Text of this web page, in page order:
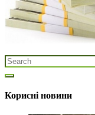
Корисні новини